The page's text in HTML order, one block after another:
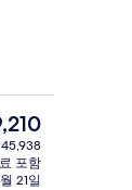
침 식사, 점심 식사
포함
21일